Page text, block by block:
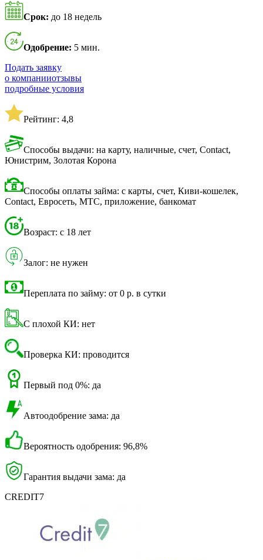
Срок: до 18 недель
Одобрение: 5 мин.
Подать заявку
о компанииотзывы
подробные условия
Рейтинг: 4,8
Способы выдачи: на карту, наличные, счет, Contact,
Юнистрим, Золотая Корона
Способы оплаты займа: с карты, счет, Киви-кошелек,
Contact, Евросеть, МТС, приложение, банкомат
Возраст: с 18 лет
Залог: не нужен
Переплата по займу: от 0 р. в сутки
С плохой КИ: нет
Проверка КИ: проводится
Первый под 0%: да
Автоодобрение зама: да
Вероятность одобрения: 96,8%
Гарантия выдачи зама: да
CREDIT7